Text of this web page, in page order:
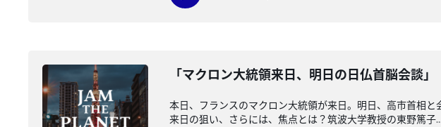
「マクロン大統領来日、明日の日仏首脳会談
本日、フランスのマクロン大統領が来日。明日、高市首相
来日の狙い、さらには、焦点とは？筑波大学教授の東野篤子...